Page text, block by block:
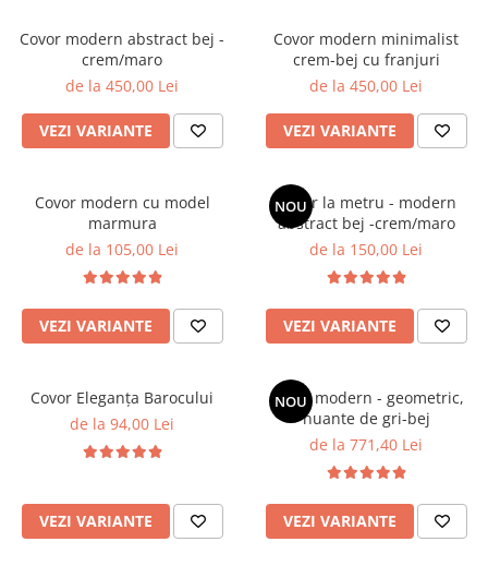
Covor modern abstract bej -
crem/maro
de la 450,00 Lei
VEZI VARIANTE
Covor modern minimalist
crem-bej cu franjuri
de la 450,00 Lei
VEZI VARIANTE
Covor modern cu model
marmura
de la 105,00 Lei
VEZI VARIANTE
NOU
Covor la metru - modern
abstract bej -crem/maro
de la 150,00 Lei
VEZI VARIANTE
Covor Eleganța Barocului
de la 94,00 Lei
VEZI VARIANTE
NOU
Covor modern - geometric,
nuante de gri-bej
de la 771,40 Lei
VEZI VARIANTE